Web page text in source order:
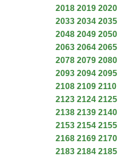
2018 2019 2020
2033 2034 2035
2048 2049 2050
2063 2064 2065
2078 2079 2080
2093 2094 2095
2108 2109 2110
2123 2124 2125
2138 2139 2140
2153 2154 2155
2168 2169 2170
2183 2184 2185